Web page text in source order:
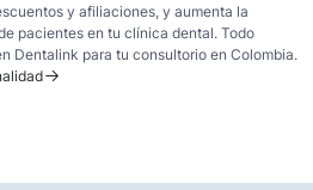
y afiliaciones, y aumenta la
pacientes en tu clínica dental. Todo
Dentalink para tu consultorio en Colombia.